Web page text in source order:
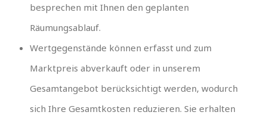
besprechen mit Ihnen den geplanten
Räumungsablauf.
Wertgegenstände können erfasst und zum
Marktpreis abverkauft oder in unserem
Gesamtangebot berücksichtigt werden, wodurch
sich Ihre Gesamtkosten reduzieren. Sie erhalten